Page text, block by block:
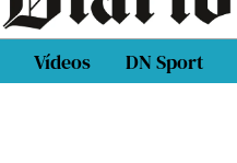
Vídeos DN Sport